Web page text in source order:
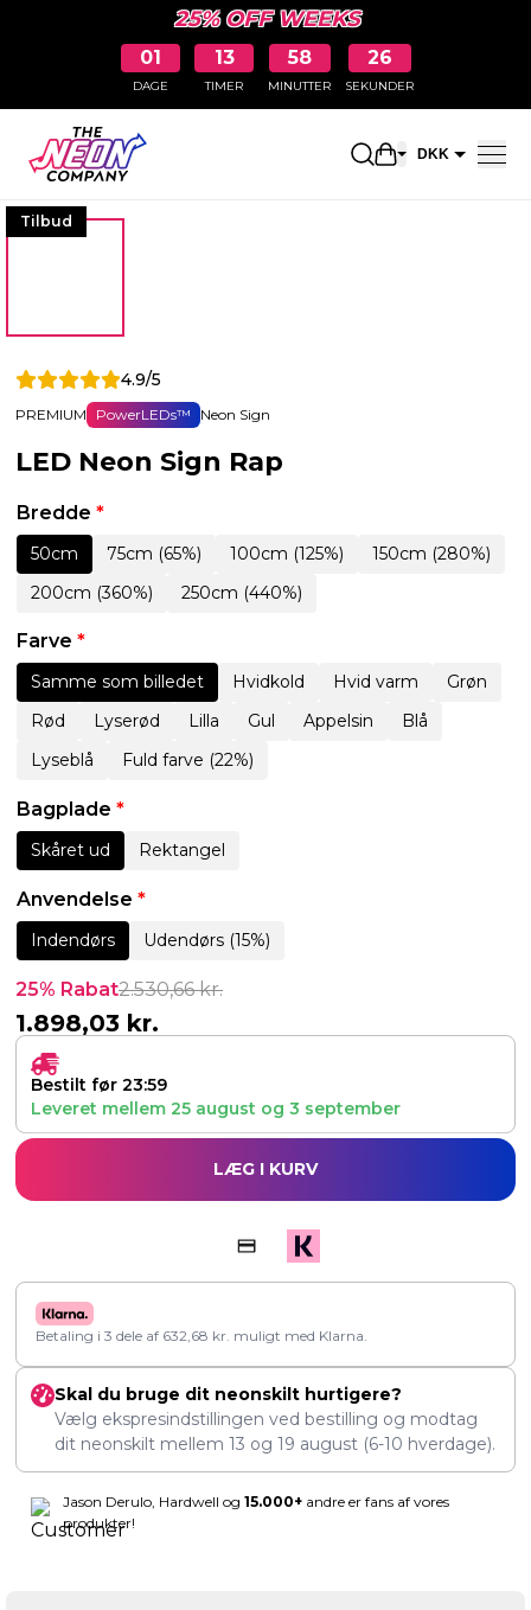
25% OFF WEEKS
01
DAGE
13
TIMER
58
MINUTTER
26
SEKUNDER
Åbn DKK
Tilbud
4.9/5
PREMIUM PowerLEDs™ Neon Sign
LED Neon Sign Rap
Bredde *
50cm 75cm (65%) 100cm (125%)
150cm (280%)
200cm (360%)
250cm (440%)
Farve *
Samme som billedet Hvidkold Hvid varm
Grøn
Rød
Lyserød Lilla Gul Appelsin
Blå
Lyseblå
Fuld farve (22%)
Bagplade *
Skåret ud Rektangel
Anvendelse *
Indendørs Udendørs (15%)
25% Rabat2.530,66kr.
1.898,03 kr.
Bestilt før 23:59
Leveret mellem 25 august og 3 september
LÆG I KURV
Betaling i 3 dele af 632,68 kr. muligt med Klarna.
Skal du bruge dit neonskilt hurtigere?
Vælg ekspresindstillingen ved bestilling og modtag
dit neonskilt mellem 13 og 19 august (6-10 hverdage).
Jason Derulo, Hardwell og 15.000+ andre er fans af vores
produkter!